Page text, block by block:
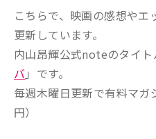
こちらで、映画の感想や
更新しています。
内山昂輝公式noteのタイト
バ 」です。
毎週木曜日更新で有料マガ
円）